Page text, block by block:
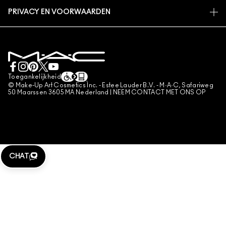
NEEM CONTACT MET ONS OP
CONTACTEER FABRIKANT
MAKE-UP SERVICES
PRIVACY EN VOORWAARDEN
VERKOOPSVOORWAARDEN
NAMAAKPRODUCTEN
ALGEMENE VOORWAARDEN POA
Toegankelijkheid
© Make-Up Art Cosmetics Inc. - Estee Lauder B.V. - M·A·C, Safariweg
50 Maarssen 3605 MA Nederland |
NEEM CONTACT MET ONS OP
CHAT